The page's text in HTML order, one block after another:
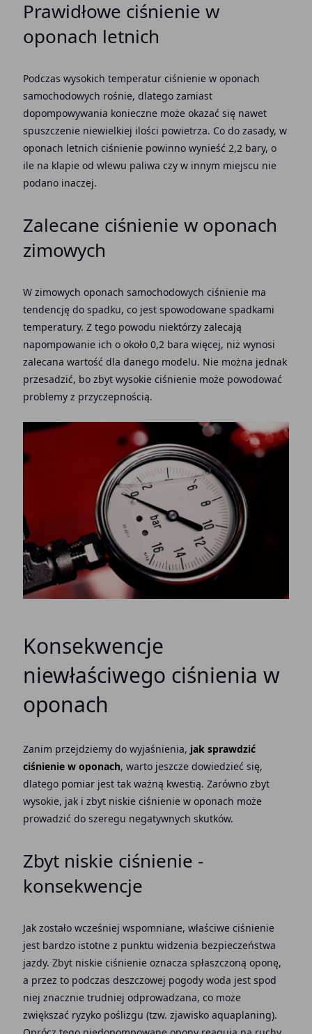
Prawidłowe ciśnienie w
oponach letnich
Podczas wysokich temperatur ciśnienie w oponach
samochodowych rośnie, dlatego zamiast
dopompowywania konieczne może okazać się nawet
spuszczenie niewielkiej ilości powietrza. Co do zasady, w
oponach letnich ciśnienie powinno wynieść 2,2 bary, o
ile na klapie od wlewu paliwa czy w innym miejscu nie
podano inaczej.
Zalecane ciśnienie w oponach
zimowych
W zimowych oponach samochodowych ciśnienie ma
tendencję do spadku, co jest spowodowane spadkami
temperatury. Z tego powodu niektórzy zalecają
napompowanie ich o około 0,2 bara więcej, niż wynosi
zalecana wartość dla danego modelu. Nie można jednak
przesadzić, bo zbyt wysokie ciśnienie może powodować
problemy z przyczepnością.
Konsekwencje
niewłaściwego ciśnienia w
oponach
Zanim przejdziemy do wyjaśnienia, jak sprawdzić
ciśnienie w oponach, warto jeszcze dowiedzieć się,
dlatego pomiar jest tak ważną kwestią. Zarówno zbyt
wysokie, jak i zbyt niskie ciśnienie w oponach może
prowadzić do szeregu negatywnych skutków.
Zbyt niskie ciśnienie -
konsekwencje
Jak zostało wcześniej wspomniane, właściwe ciśnienie
jest bardzo istotne z punktu widzenia bezpieczeństwa
jazdy. Zbyt niskie ciśnienie oznacza spłaszczoną oponę,
a przez to podczas deszczowej pogody woda jest spod
niej znacznie trudniej odprowadzana, co może
zwiększać ryzyko poślizgu (tzw. zjawisko aquaplaning).